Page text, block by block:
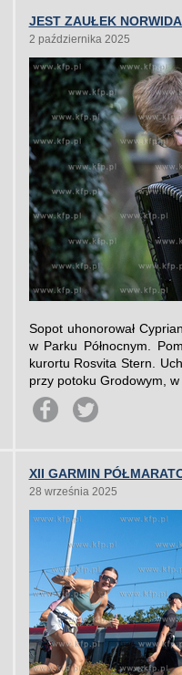
JEST ZAUŁEK
2 października 2025
Sopot uhonorował
w Parku Północnym.
kurortu Rosvita Stern.
przy potoku Grodowym,
XII GARMIN
28 września 2025